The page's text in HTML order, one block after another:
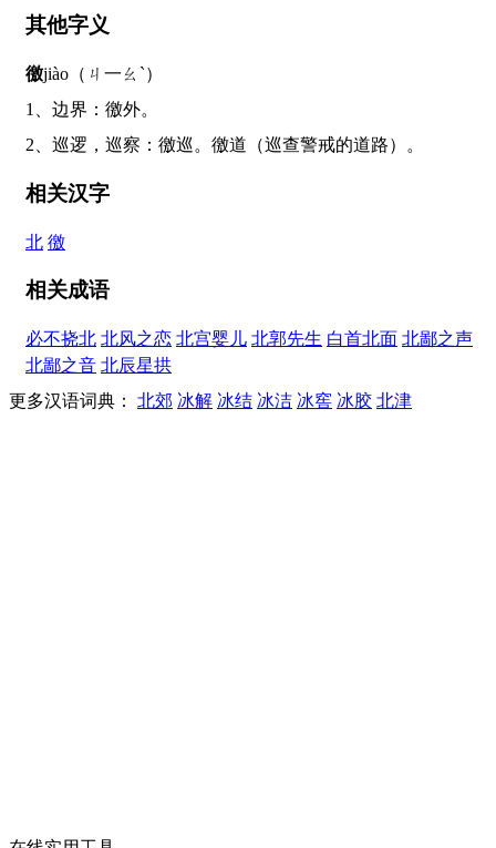
其他字义
徼jiào（ㄐ一ㄠˋ）
1、边界：徼外。
2、巡逻，巡察：徼巡。徼道（巡查警戒的道路）。
相关汉字
北 徼
相关成语
必不挠北 北风之恋 北宫婴儿 北郭先生 白首北面 北鄙之声
北鄙之音 北辰星拱
更多汉语词典： 北郊 冰解 冰结 冰洁 冰窖 冰胶 北津